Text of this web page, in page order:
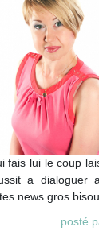
fais lui le coup
a dialoguer
news gros
posté